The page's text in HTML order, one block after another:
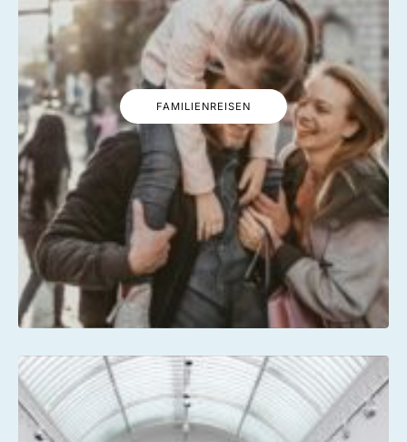
FAMILIENREISEN